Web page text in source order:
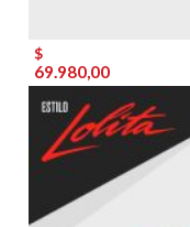
$
69.980,00